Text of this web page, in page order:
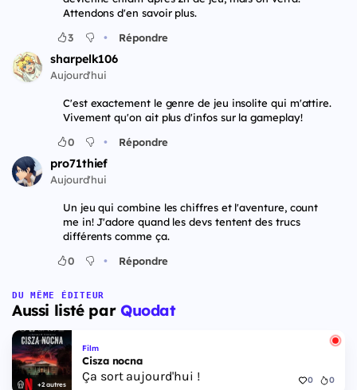
Attendons d'en savoir plus.
3
• Répondre
sharpelk106
Aujourd'hui
C'est exactement le genre de jeu insolite qui m'attire.
Vivement qu'on ait plus d'infos sur la gameplay!
0
• Répondre
pro71thief
Aujourd'hui
Un jeu qui combine les chiffres et l'aventure, count
me in! J'adore quand les devs tentent des trucs
différents comme ça.
0
• Répondre
DU MÊME ÉDITEUR
Aussi listé par Quodat
+2 autres
Film
Cisza nocna
Ça sort aujourd'hui ! 0 0